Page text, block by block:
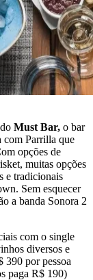
Must Bar, o bar
com Parrilla que
opções de
muitas opções
e tradicionais
Sem esquecer
a banda Sonora 2
com o single
diversos e
390 por pessoa
paga R$ 190)